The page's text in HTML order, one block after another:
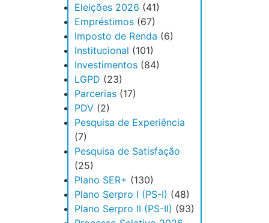
Eleições 2026 (41)
Empréstimos (67)
Imposto de Renda (6)
Institucional (101)
Investimentos (84)
LGPD (23)
Parcerias (17)
PDV (2)
Pesquisa de Experiência
(7)
Pesquisa de Satisfação
(25)
Plano SER+ (130)
Plano Serpro I (PS-I) (48)
Plano Serpro II (PS-II) (93)